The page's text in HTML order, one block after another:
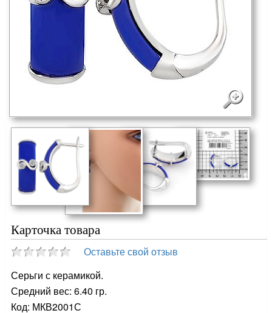
Карточка товара
Оставьте свой отзыв
Серьги с керамикой.
Средний вес: 6.40 гр.
Код: МКВ2001С